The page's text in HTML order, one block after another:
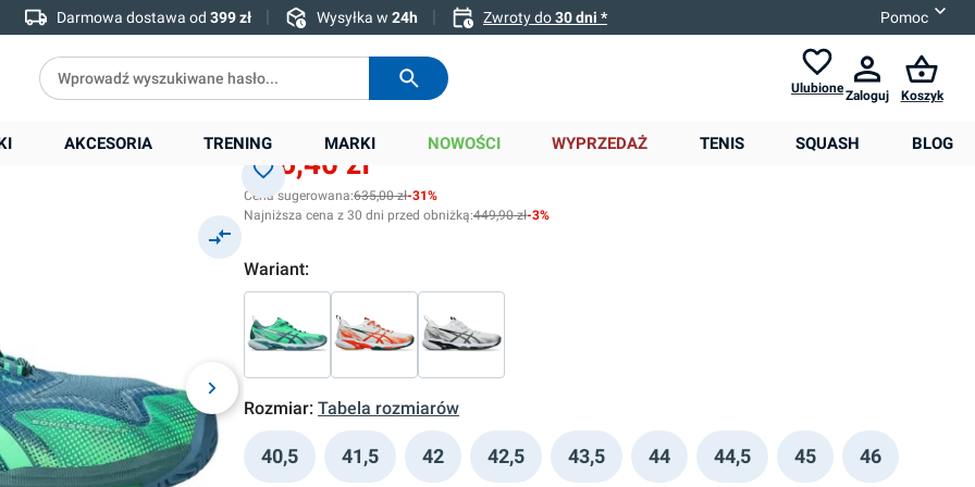
Darmowa dostawa od 399 zł Wysyłka w 24h Zwroty do30 dni * Pomoc
UlubioneZaloguj Koszyk
AKCESORIA TRENING MARKI NOWOŚCI WYPRZEDAŻ TENIS SQUASH BLOG
green
436,40 zł
Cena sugerowana:635,00 zł-31%
Najniższa cena z 30 dni przed obniżką:449,90 zł-3%
Wariant:
Rozmiar: Tabela rozmiarów
40,5 41,5 42 42,5 43,5 44 44,5 45 46